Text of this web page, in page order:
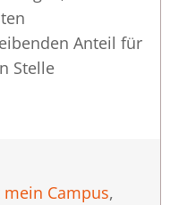
Anteil für
Stelle
Campus,